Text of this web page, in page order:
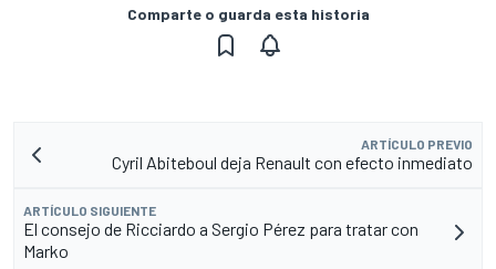
Comparte o guarda esta historia
ARTÍCULO PREVIO
Cyril Abiteboul deja Renault con efecto inmediato
ARTÍCULO SIGUIENTE
El consejo de Ricciardo a Sergio Pérez para tratar con
Marko